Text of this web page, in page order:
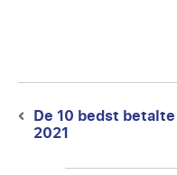
Post
navigation
Previous
post:
De 10 bedst
2021